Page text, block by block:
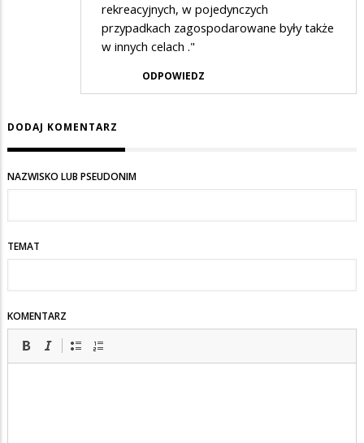
rekreacyjnych, w pojedynczych
przypadkach zagospodarowane były także
w innych celach ."
ODPOWIEDZ
DODAJ KOMENTARZ
NAZWISKO LUB PSEUDONIM
TEMAT
KOMENTARZ